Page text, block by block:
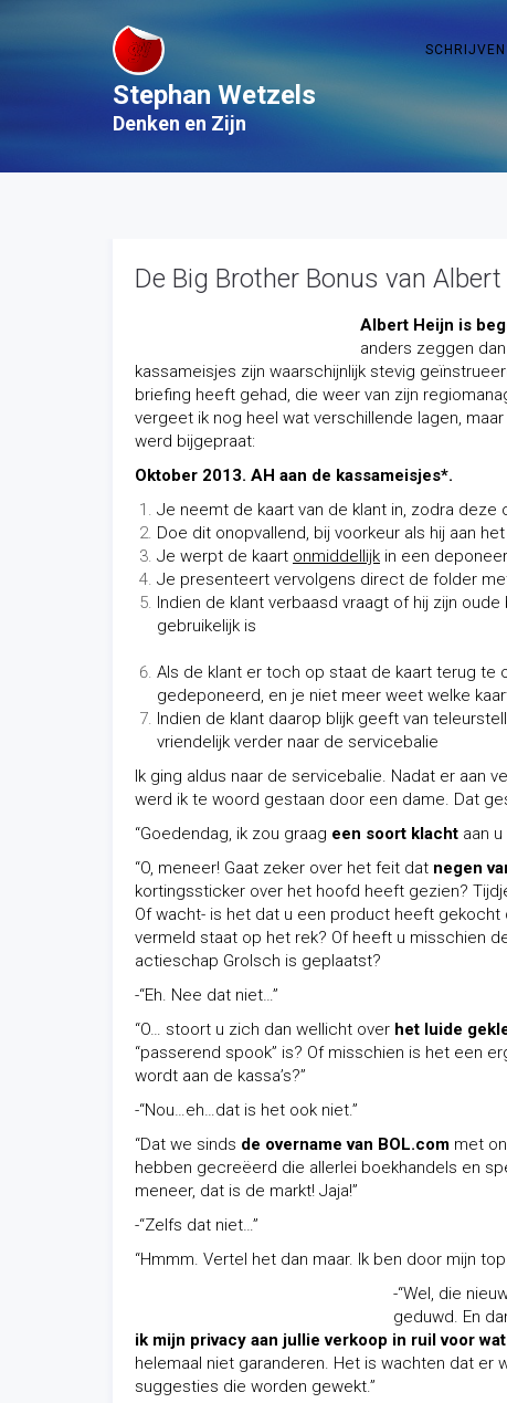
SCHRIJVEN
Stephan Wetzels
Denken en Zijn
De Big Brother Bonus van Albert
Albert Heijn is
anders zeggen
kassameisjes zijn waarschijnlijk stevig
briefing heeft gehad, die weer van zijn
vergeet ik nog heel wat verschillende lagen,
werd bijgepraat:
Oktober 2013. AH aan de kassameisjes*.
Je neemt de kaart van de klant in, zodra deze
Doe dit onopvallend, bij voorkeur als hij aan
Je werpt de kaart onmiddellijk in een
Je presenteert vervolgens direct de folder
Indien de klant verbaasd vraagt of hij zijn
gebruikelijk is
Als de klant er toch op staat de kaart terug te
gedeponeerd, en je niet meer weet welke
Indien de klant daarop blijk geeft van
vriendelijk verder naar de servicebalie
Ik ging aldus naar de servicebalie. Nadat er aan
werd ik te woord gestaan door een dame. Dat
“Goedendag, ik zou graag een soort klacht aan
“O, meneer! Gaat zeker over het feit dat negen
kortingssticker over het hoofd heeft gezien?
Of wacht- is het dat u een product heeft
vermeld staat op het rek? Of heeft u misschien
actieschap Grolsch is geplaatst?
-“Eh. Nee dat niet…”
“O… stoort u zich dan wellicht over het luide
“passerend spook” is? Of misschien is het een
wordt aan de kassa’s?”
-“Nou…eh…dat is het ook niet.”
“Dat we sinds de overname van BOL.com met
hebben gecreëerd die allerlei boekhandels en
meneer, dat is de markt! Jaja!”
-“Zelfs dat niet…”
“Hmmm. Vertel het dan maar. Ik ben door mijn
-“Wel, die
geduwd. En
ik mijn privacy aan jullie verkoop in ruil voor
helemaal niet garanderen. Het is wachten dat er
suggesties die worden gewekt.”